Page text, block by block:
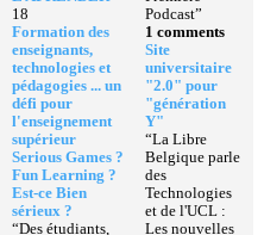
18
Formation des
enseignants,
technologies et
pédagogies ... un
défi pour
l'enseignement
supérieur
Serious Games ?
Fun Learning ?
Est-ce Bien
sérieux ?
“Des étudiants,
Podcast”
1 comments
Site
universitaire
"2.0" pour
"génération
Y"
“La Libre
Belgique parle
des
Technologies
et de l'UCL :
Les nouvelles